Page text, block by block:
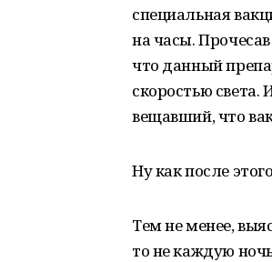
специальная
на часы.
что данный
скоростью
вещавший, что
Ну как после
Тем не менее,
то не каждую